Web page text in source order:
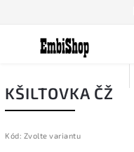
KŠILTOVKA ČŽ
Kód: Zvolte variantu